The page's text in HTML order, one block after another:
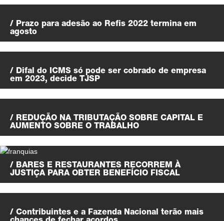
/ Prazo para adesão ao Refis 2022 termina em
agosto
/ Difal do ICMS só pode ser cobrado de empresa
em 2023, decide TJSP
/ REDUÇÃO NA TRIBUTAÇÃO SOBRE CAPITAL E
AUMENTO SOBRE O TRABALHO
/ BARES E RESTAURANTES RECORREM À
JUSTIÇA PARA OBTER BENEFÍCIO FISCAL
/ Contribuintes e a Fazenda Nacional terão mais